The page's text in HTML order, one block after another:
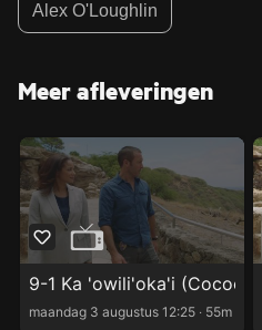
Alex O'Loughlin
Meer afleveringen
9-1 Ka 'owili'oka'i (Cocoon)
maandag 3 augustus 12:25 ‧ 55m